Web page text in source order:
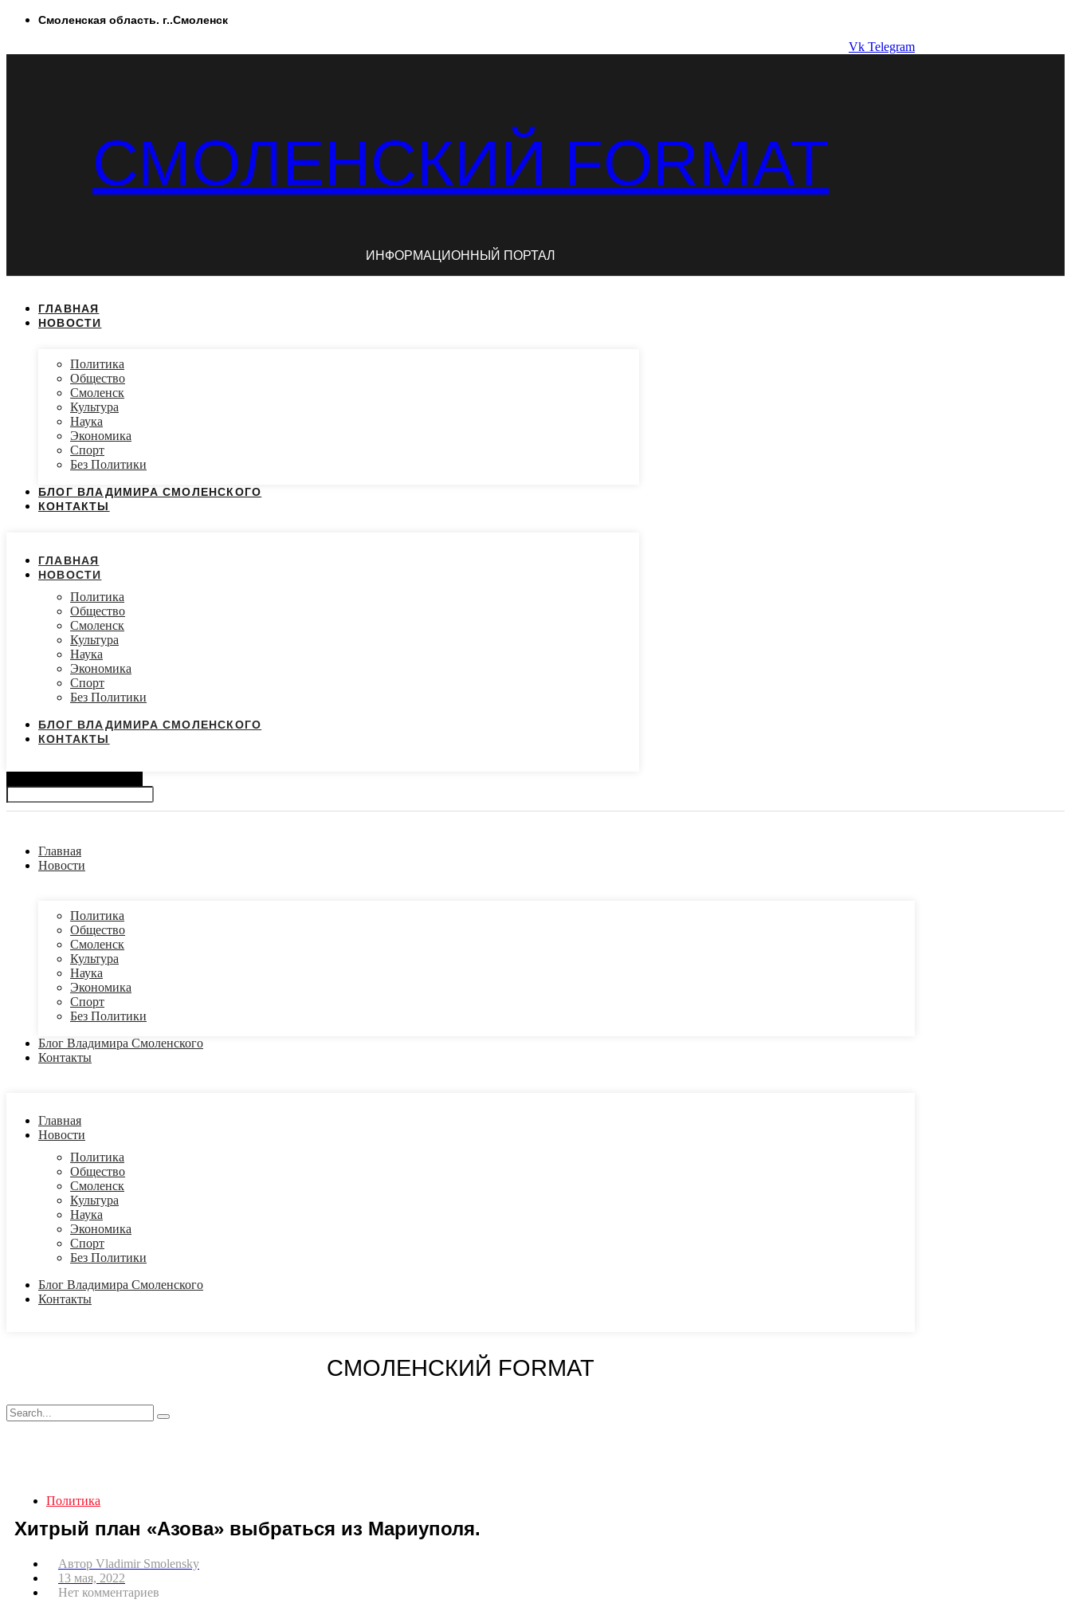
ПерейтиСмоленская область. г..Смоленск
Vk Telegram
СМОЛЕНСКИЙ FORMAT
ИНФОРМАЦИОННЫЙ ПОРТАЛ
ГЛАВНАЯ
НОВОСТИ
Политика
Общество
Смоленск
Культура
Наука
Экономика
Спорт
Без Политики
БЛОГ ВЛАДИМИРА СМОЛЕНСКОГО
КОНТАКТЫ
ГЛАВНАЯ
НОВОСТИ
Политика
Общество
Смоленск
Культура
Наука
Экономика
Спорт
Без Политики
БЛОГ ВЛАДИМИРА СМОЛЕНСКОГО
КОНТАКТЫ
Главная
Новости
Политика
Общество
Смоленск
Культура
Наука
Экономика
Спорт
Без Политики
Блог Владимира Смоленского
Контакты
Главная
Новости
Политика
Общество
Смоленск
Культура
Наука
Экономика
Спорт
Без Политики
Блог Владимира Смоленского
Контакты
СМОЛЕНСКИЙ FORMAT
Политика
Хитрый план «Азова» выбраться из Мариуполя.
Автор Vladimir Smolensky
13 мая, 2022
Нет комментариев